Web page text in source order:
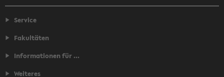
Service
Fakultäten
Informationen für ...
Weiteres